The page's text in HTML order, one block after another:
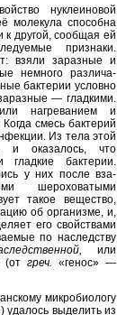
нуклеиновой
молекула способна
к другой, сообщая ей
признаки.
взяли заразные и
немного различа­
бактерии условно
— гладкими.
нагрева­нием и
смесь бактерий
Из тела этой
и оказалось, что
гладкие бактерии.
у них после вза­
шерохова­тыми
такое вещество,
об организме, и,
его свойствами
по наследству
или
(от греч. «генос» —
микробиологу
выделить из